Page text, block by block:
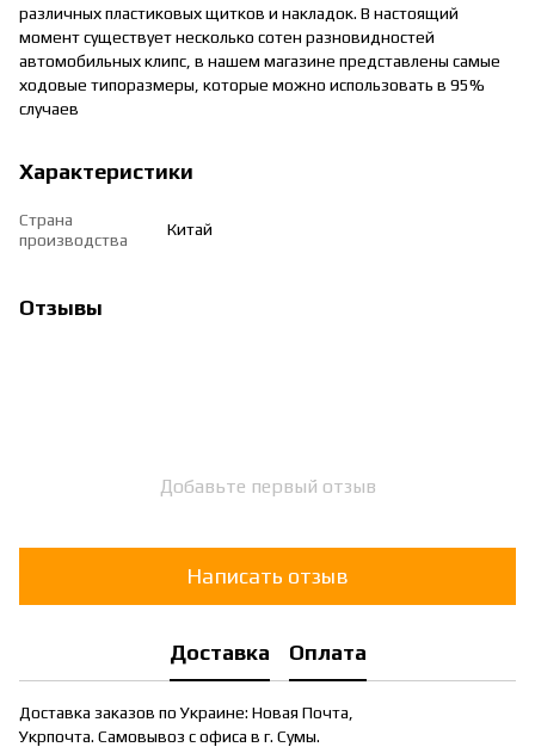
различных пластиковых щитков и накладок. В настоящий
момент существует несколько сотен разновидностей
автомобильных клипс, в нашем магазине представлены самые
ходовые типоразмеры, которые можно использовать в 95%
случаев
Характеристики
Страна
производства
Китай
Отзывы
Добавьте первый отзыв
Написать отзыв
Доставка Оплата
Доставка заказов по Украине: Новая Почта,
Укрпочта. Самовывоз с офиса в г. Сумы.